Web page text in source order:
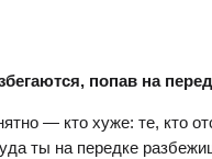
попав на
— кто хуже: те, кто
ты на передке